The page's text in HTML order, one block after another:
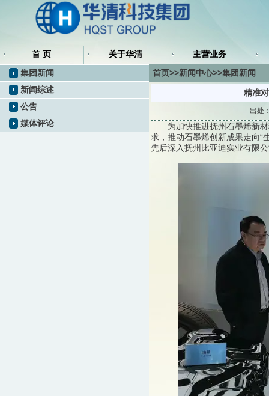
首 页 关于华清 主营业务
集团新闻
新闻综述
公告
媒体评论
首页>>新闻中心>>集团新闻
精准
出处
为加快推进抚州石墨烯新材
求，推动石墨烯创新成果走向“
先后深入抚州比亚迪实业有限